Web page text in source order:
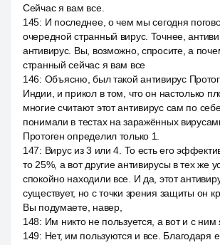
Сейчас я вам все.
145: И последнее, о чем мы сегодня
очередной странный вирус. Точнее,
антивирус. Вы, возможно, спросите, а
странный сейчас я вам все
146: Объясню, был такой антивирус
Индии, и прикол в том, что он настолько
многие считают этот антивирус сам по
понимали в тестах на заражённых
Протоген определил только 1.
147: Вирус из 3 или 4. То есть его
то 25%, а вот другие антивирусы в тех же
спокойно находили все. И да, этот
существует, но с точки зрения защиты он
Вы подумаете, навер,
148: Им никто не пользуется, а вот и с ним
149: Нет, им пользуются и все. Благодаря